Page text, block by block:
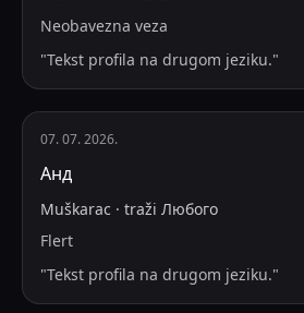
Neobavezna veza
"Tekst profila na drugom jeziku."
07. 07. 2026.
Анд
Muškarac · traži Любого
Flert
"Tekst profila na drugom jeziku."